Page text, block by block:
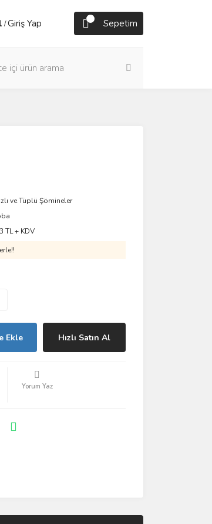
/Giriş Yap Sepetim
ve Tüplü Şömineler
TL + KDV
Ekle Hızlı Satın Al
Yorum Yaz